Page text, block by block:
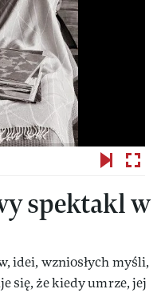
spektakl w
idei, wzniosłych myśli,
się, że kiedy umrze, jej